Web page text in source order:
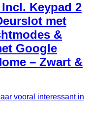
Keypad 2
met
&
Google
– Zwart &
vooral interessant in